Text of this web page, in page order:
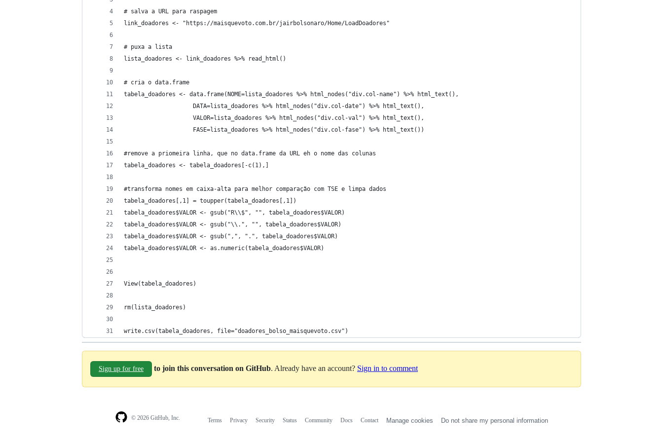
# salva a URL para raspagem
link_doadores <- "https://maisquevoto.com.br/jairbolsonaro/Home/LoadDoadores"
# puxa a lista
lista_doadores <- link_doadores %>% read_html()
# cria o data.frame
tabela_doadores <- data.frame(NOME=lista_doadores %>% html_nodes("div.col-name") %>% html_text(),
                    DATA=lista_doadores %>% html_nodes("div.col-date") %>% html_text(),
                    VALOR=lista_doadores %>% html_nodes("div.col-val") %>% html_text(),
                    FASE=lista_doadores %>% html_nodes("div.col-fase") %>% html_text())
#remove a priomeira linha, que no data.frame da URL eh o nome das colunas
tabela_doadores <- tabela_doadores[-c(1),]
#transforma nomes em caixa-alta para melhor comparação com TSE e limpa dados
tabela_doadores[,1] = toupper(tabela_doadores[,1])
tabela_doadores$VALOR <- gsub("R\\$", "", tabela_doadores$VALOR)
tabela_doadores$VALOR <- gsub("\\.", "", tabela_doadores$VALOR)
tabela_doadores$VALOR <- gsub(",", ".", tabela_doadores$VALOR)
tabela_doadores$VALOR <- as.numeric(tabela_doadores$VALOR)
View(tabela_doadores)
rm(lista_doadores)
write.csv(tabela_doadores, file="doadores_bolso_maisquevoto.csv")
Sign up for free to join this conversation on GitHub. Already have an account? Sign in to comment
© 2026 GitHub, Inc. Terms Privacy Security Status Community Docs Contact Manage cookies Do not share my personal information